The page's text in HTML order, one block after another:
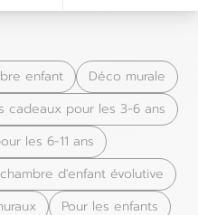
enfant Déco murale
cadeaux pour les 3-6 ans
les 6-11 ans
d'enfant évolutive
Pour les enfants